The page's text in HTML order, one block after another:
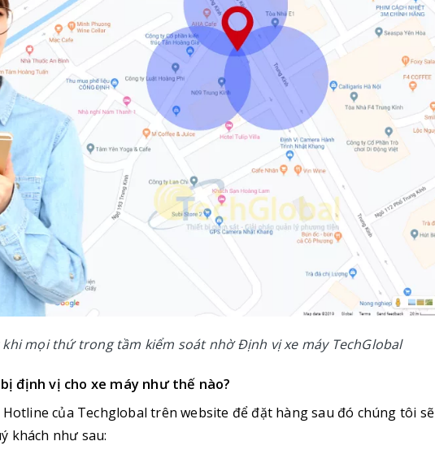
khi mọi thứ trong tầm kiểm soát nhờ Định vị xe máy TechGlobal
định vị cho xe máy như thế nào?
của Techglobal trên website để đặt hàng sau đó chúng tôi sẽ
khách như sau: